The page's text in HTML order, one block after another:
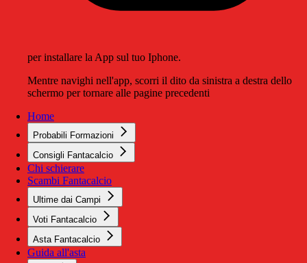
per installare la App sul tuo Iphone.
Mentre navighi nell'app, scorri il dito da sinistra a destra dello
schermo per tornare alle pagine precedenti
Home
Probabili Formazioni
Consigli Fantacalcio
Chi schierare
Scambi Fantacalcio
Ultime dai Campi
Voti Fantacalcio
Asta Fantacalcio
Guida all'asta